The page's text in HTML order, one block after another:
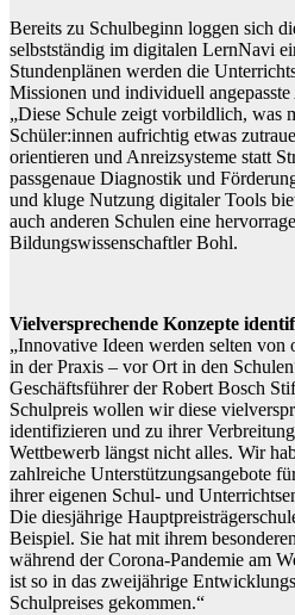
Bereits zu Schulbeginn loggen sich
selbstständig im digitalen LernNavi
Stundenplänen werden die
Missionen und individuell
„Diese Schule zeigt vorbildlich, was
Schüler:innen aufrichtig etwas
orientieren und Anreizsysteme statt
passgenaue Diagnostik und
und kluge Nutzung digitaler Tools
auch anderen Schulen eine
Bildungswissenschaftler Bohl.
Vielversprechende Konzepte
„Innovative Ideen werden selten von
in der Praxis – vor Ort in den
Geschäftsführer der Robert Bosch
Schulpreis wollen wir diese
identifizieren und zu ihrer
Wettbewerb längst nicht alles. Wir
zahlreiche Unterstützungsangebote
ihrer eigenen Schul- und
Die diesjährige
Beispiel. Sie hat mit ihrem
während der Corona-Pandemie am
ist so in das zweijährige
Schulpreises gekommen.“